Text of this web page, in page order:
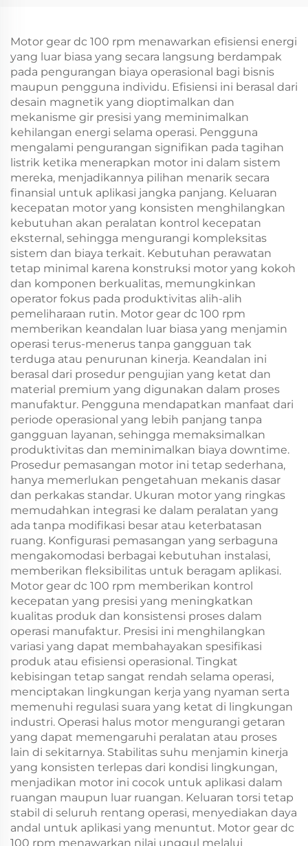
Motor gear dc 100 rpm menawarkan efisiensi energi
yang luar biasa yang secara langsung berdampak
pada pengurangan biaya operasional bagi bisnis
maupun pengguna individu. Efisiensi ini berasal dari
desain magnetik yang dioptimalkan dan
mekanisme gir presisi yang meminimalkan
kehilangan energi selama operasi. Pengguna
mengalami pengurangan signifikan pada tagihan
listrik ketika menerapkan motor ini dalam sistem
mereka, menjadikannya pilihan menarik secara
finansial untuk aplikasi jangka panjang. Keluaran
kecepatan motor yang konsisten menghilangkan
kebutuhan akan peralatan kontrol kecepatan
eksternal, sehingga mengurangi kompleksitas
sistem dan biaya terkait. Kebutuhan perawatan
tetap minimal karena konstruksi motor yang kokoh
dan komponen berkualitas, memungkinkan
operator fokus pada produktivitas alih-alih
pemeliharaan rutin. Motor gear dc 100 rpm
memberikan keandalan luar biasa yang menjamin
operasi terus-menerus tanpa gangguan tak
terduga atau penurunan kinerja. Keandalan ini
berasal dari prosedur pengujian yang ketat dan
material premium yang digunakan dalam proses
manufaktur. Pengguna mendapatkan manfaat dari
periode operasional yang lebih panjang tanpa
gangguan layanan, sehingga memaksimalkan
produktivitas dan meminimalkan biaya downtime.
Prosedur pemasangan motor ini tetap sederhana,
hanya memerlukan pengetahuan mekanis dasar
dan perkakas standar. Ukuran motor yang ringkas
memudahkan integrasi ke dalam peralatan yang
ada tanpa modifikasi besar atau keterbatasan
ruang. Konfigurasi pemasangan yang serbaguna
mengakomodasi berbagai kebutuhan instalasi,
memberikan fleksibilitas untuk beragam aplikasi.
Motor gear dc 100 rpm memberikan kontrol
kecepatan yang presisi yang meningkatkan
kualitas produk dan konsistensi proses dalam
operasi manufaktur. Presisi ini menghilangkan
variasi yang dapat membahayakan spesifikasi
produk atau efisiensi operasional. Tingkat
kebisingan tetap sangat rendah selama operasi,
menciptakan lingkungan kerja yang nyaman serta
memenuhi regulasi suara yang ketat di lingkungan
industri. Operasi halus motor mengurangi getaran
yang dapat memengaruhi peralatan atau proses
lain di sekitarnya. Stabilitas suhu menjamin kinerja
yang konsisten terlepas dari kondisi lingkungan,
menjadikan motor ini cocok untuk aplikasi dalam
ruangan maupun luar ruangan. Keluaran torsi tetap
stabil di seluruh rentang operasi, menyediakan daya
andal untuk aplikasi yang menuntut. Motor gear dc
100 rpm menawarkan nilai unggul melalui